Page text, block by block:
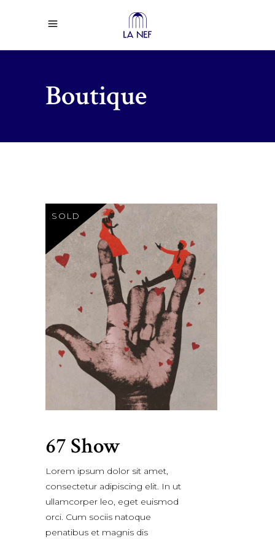
Boutique
SOLD
67 Show
Lorem ipsum dolor sit amet,
consectetur adipiscing elit. In ut
ullamcorper leo, eget euismod
orci. Cum sociis natoque
penatibus et magnis dis